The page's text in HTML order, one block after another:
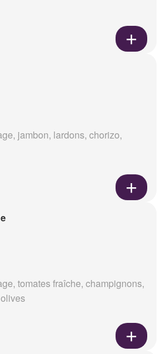
jambon, lardons, chorizo,
tomates fraîche, champignons,